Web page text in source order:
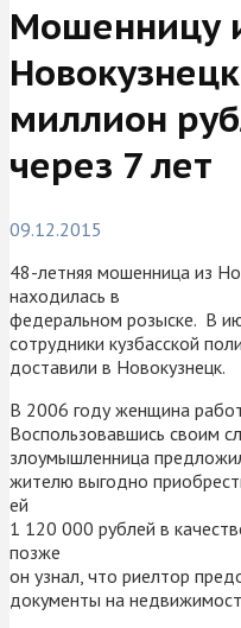
Мошенницу
миллион
через 7 лет
09.12.2015
48-летняя мошенница из
находилась в
федеральном розыске. В
сотрудники кузбасской
доставили в Новокузнецк.
В 2006 году женщина
Воспользовавшись своим
злоумышленница
жителю выгодно
ей
1 120 000 рублей в
позже
он узнал, что риелтор
документы на